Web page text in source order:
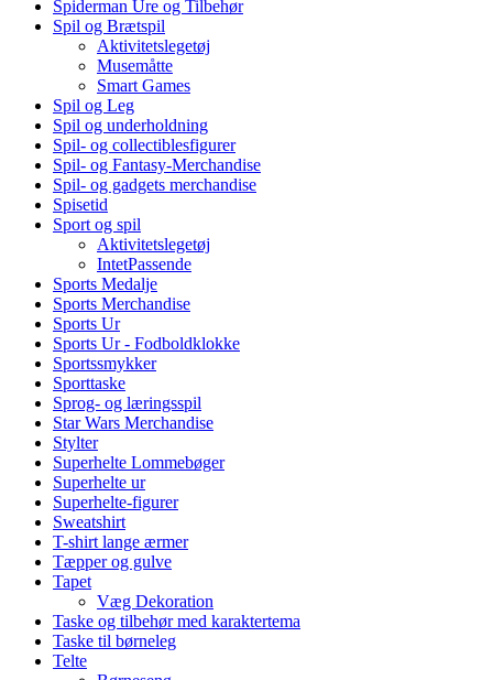
Spiderman Ure og Tilbehør
Spil og Brætspil
Aktivitetslegetøj
Musemåtte
Smart Games
Spil og Leg
Spil og underholdning
Spil- og collectiblesfigurer
Spil- og Fantasy-Merchandise
Spil- og gadgets merchandise
Spisetid
Sport og spil
Aktivitetslegetøj
IntetPassende
Sports Medalje
Sports Merchandise
Sports Ur
Sports Ur - Fodboldklokke
Sportssmykker
Sporttaske
Sprog- og læringsspil
Star Wars Merchandise
Stylter
Superhelte Lommebøger
Superhelte ur
Superhelte-figurer
Sweatshirt
T-shirt lange ærmer
Tæpper og gulve
Tapet
Væg Dekoration
Taske og tilbehør med karaktertema
Taske til børneleg
Telte